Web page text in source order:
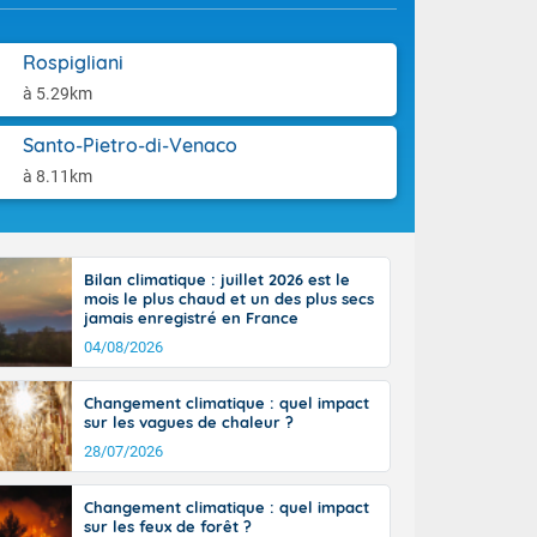
Rospigliani
à 5.29km
Santo-Pietro-di-Venaco
à 8.11km
Garonne.
ensoleillée,
une
le vent
midi,
dansBilan climatique : juillet 2026 est le
mois le plus chaud et un des plus secs
jamais enregistré en France
04/08/2026
Changement climatique : quel impact
sur les vagues de chaleur ?
28/07/2026
Changement climatique : quel impact
sur les feux de forêt ?